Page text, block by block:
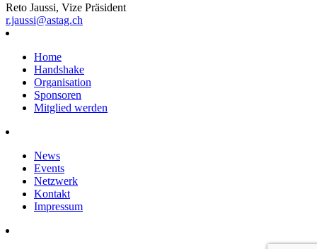
Reto Jaussi, Vize Präsident
r.jaussi@astag.ch
Home
Handshake
Organisation
Sponsoren
Mitglied werden
News
Events
Netzwerk
Kontakt
Impressum